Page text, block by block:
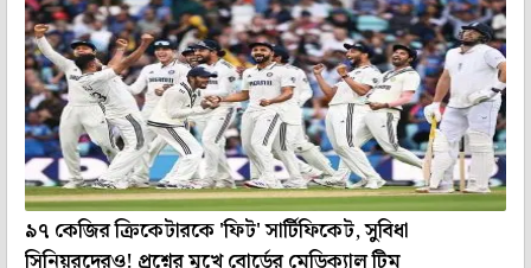
৯৭ কেজির ক্রিকেটারকে 'ফিট' সার্টিফিকেট, সুবিধা